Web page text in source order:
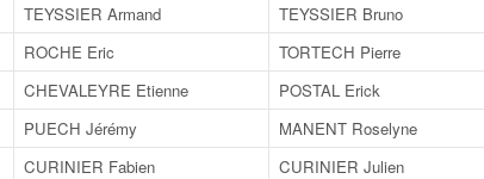
TEYSSIER Armand TEYSSIER Bruno
ROCHE Eric TORTECH Pierre
CHEVALEYRE Etienne POSTAL Erick
PUECH Jérémy MANENT Roselyne
CURINIER Fabien CURINIER Julien